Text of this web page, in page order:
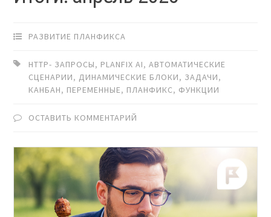
РАЗВИТИЕ ПЛАНФИКСА
HTTP- ЗАПРОСЫ, PLANFIX AI,АВТОМАТИЧЕСКИЕ
СЦЕНАРИИ, ДИНАМИЧЕСКИЕ БЛОКИ, ЗАДАЧИ,
КАНБАН, ПЕРЕМЕННЫЕ, ПЛАНФИКС, ФУНКЦИИ
ОСТАВИТЬ КОММЕНТАРИЙ